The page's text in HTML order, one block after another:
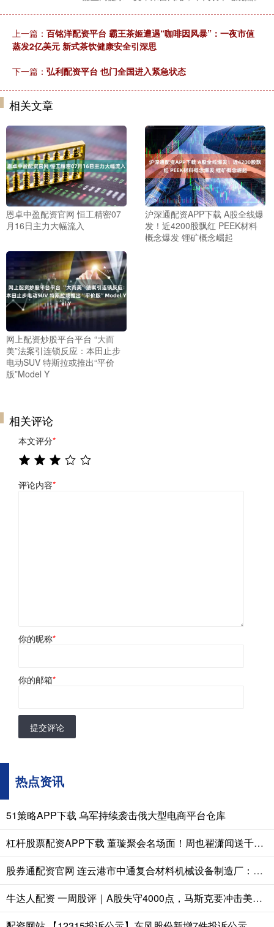
上一篇： 百铭洋配资平台 霸王茶姬遭遇“咖啡因风暴”：一夜市值
蒸发2亿美元 新式茶饮健康安全引深思
下一篇： 弘利配资平台 也门全国进入紧急状态
相关文章
恩卓中盈配资官网 恒工精密07
月16日主力大幅流入
沪深通配资APP下载 A股全线爆
发！近4200股飘红 PEEK材料
概念爆发 锂矿概念崛起
网上配资炒股平台平台 “大而
美”法案引连锁反应：本田止步
电动SUV 特斯拉或推出“平价
版”Model Y
相关评论
本文评分*
评论内容*
你的昵称*
你的邮箱*
提交评论
热点资讯
51策略APP下载 乌军持续袭击俄大型电商平台仓库
杠杆股票配资APP下载 董璇聚会名场面！周也翟潇闻送千元礼，小酒窝一句话让翟潇闻尴尬
股券通配资官网 连云港市中通复合材料机械设备制造厂：玻璃钢排污管道生产设备先驱者，适配多领域管道制造需求
牛达人配资 一周股评｜A股失守4000点，马斯克要冲击美股8万亿市值